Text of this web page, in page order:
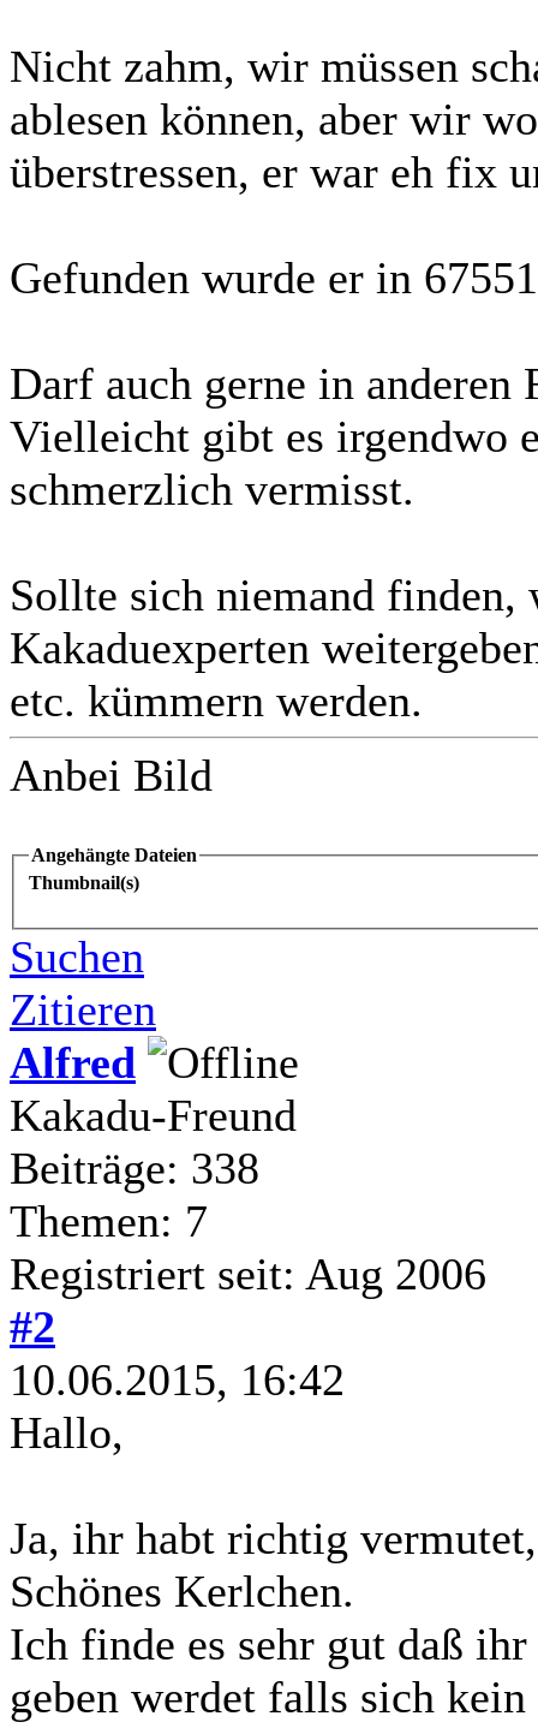
Nicht zahm, wir müssen
ablesen können, aber wir
überstressen, er war eh fix
Gefunden wurde er in
Darf auch gerne in anderen
Vielleicht gibt es irgendwo
schmerzlich vermisst.
Sollte sich niemand finden,
Kakaduexperten
etc. kümmern werden.
Anbei Bild
Angehängte Dateien
Thumbnail(s)
Suchen
Zitieren
Alfred
Kakadu-Freund
Beiträge: 338
Themen: 7
Registriert seit: Aug 2006
#2
10.06.2015, 16:42
Hallo,
Ja, ihr habt richtig
Schönes Kerlchen.
Ich finde es sehr gut daß
geben werdet falls sich